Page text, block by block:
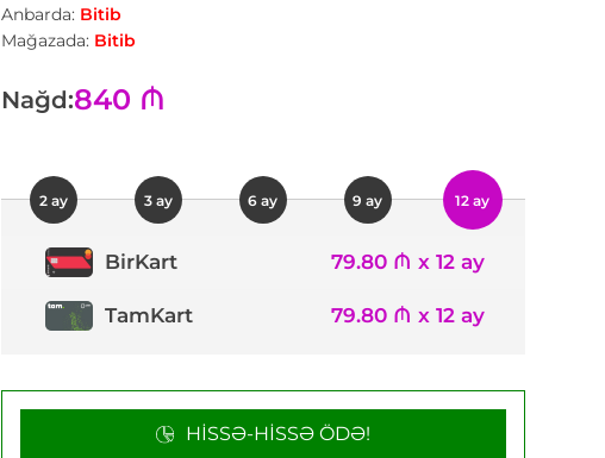
Anbarda: Bitib
Mağazada: Bitib
Nağd:840 ₼
2 ay 3 ay 6 ay 9 ay 12 ay
BirKart 79.80 ₼ x 12 ay
TamKart 79.80 ₼ x 12 ay
HISSƏ-HISSƏ ÖDƏ!